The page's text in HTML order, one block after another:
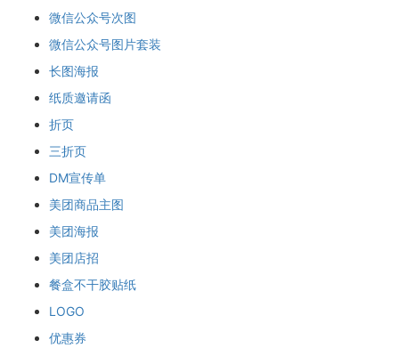
微信公众号次图
微信公众号图片套装
长图海报
纸质邀请函
折页
三折页
DM宣传单
美团商品主图
美团海报
美团店招
餐盒不干胶贴纸
LOGO
优惠券